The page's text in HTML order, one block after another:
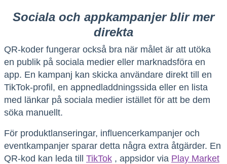
Sociala och appkampanjer blir mer
direkta
QR-koder fungerar också bra när målet är att utöka
en publik på sociala medier eller marknadsföra en
app. En kampanj kan skicka användare direkt till en
TikTok-profil, en appnedladdningssida eller en lista
med länkar på sociala medier istället för att be dem
söka manuellt.
För produktlanseringar, influencerkampanjer och
eventkampanjer sparar detta några extra åtgärder. En
QR-kod kan leda till TikTok , appsidor via Play Market